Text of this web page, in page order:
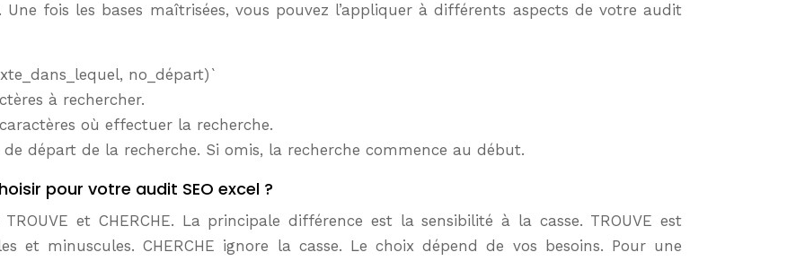
fois les bases maîtrisées, vous pouvez l’appliquer à différents aspects de votre audit
no_départ)`
à rechercher.
où effectuer la recherche.
départ de la recherche. Si omis, la recherche commence au début.
pour votre audit SEO excel ?
et CHERCHE. La principale différence est la sensibilité à la casse. TROUVE est
et minuscules. CHERCHE ignore la casse. Le choix dépend de vos besoins. Pour une